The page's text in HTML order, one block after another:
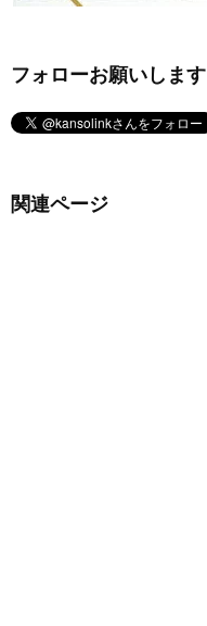
フォローお願いします
関連ページ